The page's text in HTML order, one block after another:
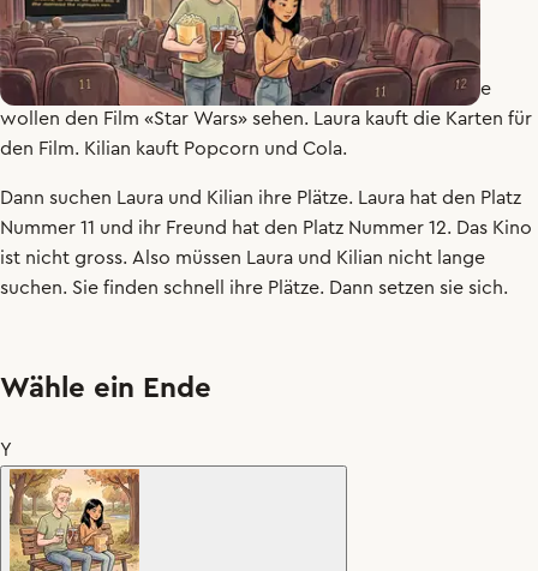
Laura geht mit ihrem Freund Kilian ins Kino in Luzern . Sie
wollen den Film «Star Wars» sehen. Laura kauft die Karten für
den Film. Kilian kauft Popcorn und Cola.
Dann suchen Laura und Kilian ihre Plätze. Laura hat den Platz
Nummer 11 und ihr Freund hat den Platz Nummer 12. Das Kino
ist nicht gross. Also müssen Laura und Kilian nicht lange
suchen. Sie finden schnell ihre Plätze. Dann setzen sie sich.
Wähle ein Ende
Y